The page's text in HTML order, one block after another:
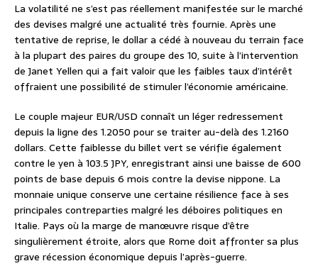
La volatilité ne s’est pas réellement manifestée sur le marché
des devises malgré une actualité très fournie. Après une
tentative de reprise, le dollar a cédé à nouveau du terrain face
à la plupart des paires du groupe des 10, suite à l’intervention
de Janet Yellen qui a fait valoir que les faibles taux d’intérêt
offraient une possibilité de stimuler l’économie américaine.
Le couple majeur EUR/USD connaît un léger redressement
depuis la ligne des 1.2050 pour se traiter au-delà des 1.2160
dollars. Cette faiblesse du billet vert se vérifie également
contre le yen à 103.5 JPY, enregistrant ainsi une baisse de 600
points de base depuis 6 mois contre la devise nippone. La
monnaie unique conserve une certaine résilience face à ses
principales contreparties malgré les déboires politiques en
Italie. Pays où la marge de manœuvre risque d’être
singulièrement étroite, alors que Rome doit affronter sa plus
grave récession économique depuis l’après-guerre.